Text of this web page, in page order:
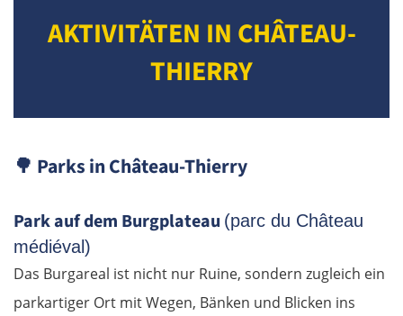
AKTIVITÄTEN IN CHÂTEAU-
THIERRY
🌳 Parks in Château-Thierry
Park auf dem Burgplateau (parc du Château
médiéval)
Das Burgareal ist nicht nur Ruine, sondern zugleich ein
parkartiger Ort mit Wegen, Bänken und Blicken ins
Polykastro
Sofia
Montana